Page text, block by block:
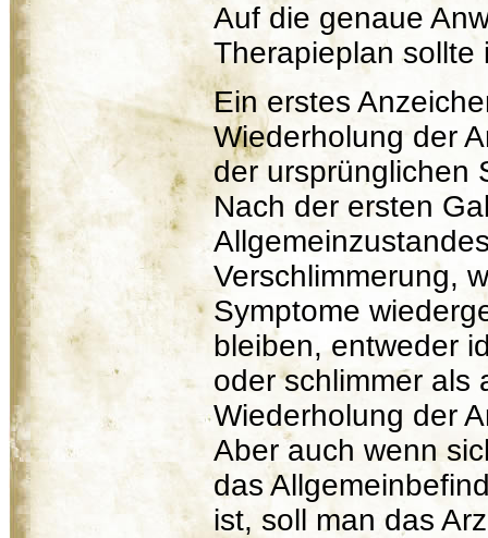
Auf die genaue
Therapieplan sollte
Ein erstes
Wiederholung der
der ursprünglichen
Nach der ersten
Verschlimmerung,
Symptome
bleiben, entweder
oder schlimmer als
Wiederholung der
Aber auch wenn
das
ist, soll man das